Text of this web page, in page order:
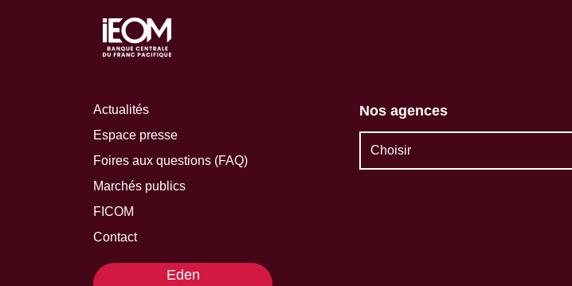
Actualités
Espace presse
Foires aux questions (FAQ)
Marchés publics
FICOM
Contact
Eden
Nos agences
Choisir